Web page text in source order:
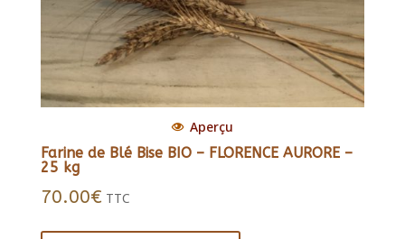
Aperçu
Farine de Blé Bise BIO – FLORENCE AURORE –
25 kg
70.00€ TTC